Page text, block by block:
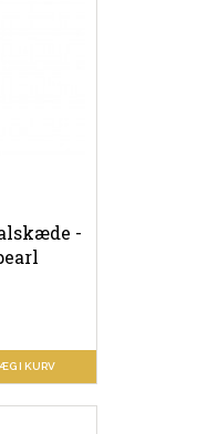
-
I KURV